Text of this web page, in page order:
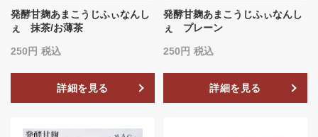
発酵甘麹あまこうじふぃなんし
ぇ 抹茶/お薄茶
250 税込
詳細を見る
発酵甘麹あまこうじふぃなんし
ぇ プレーン
250 税込
詳細を見る